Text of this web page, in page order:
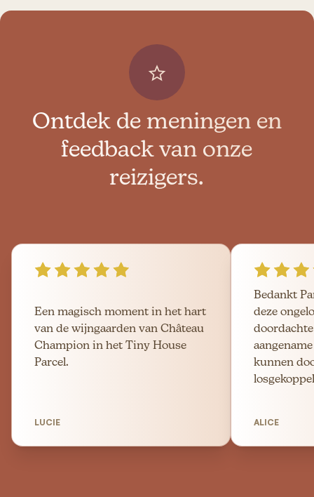
Ontdek de meningen en
feedback van onze
reizigers.
Een magisch moment in het hart
van de wijngaarden van Château
Champion in het Tiny House
Parcel.
LUCIE
Bedankt
deze
kunnen
ALICE